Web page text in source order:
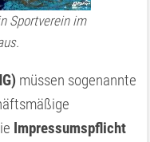
Sportverein im
müssen sogenannte
Impressumspflicht